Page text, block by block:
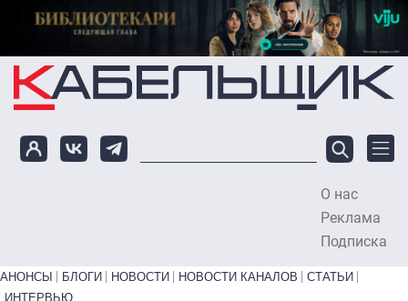
Перейти к основному содержанию
О нас
Реклама
Подписка
Primary links bottom
АНОНСЫ БЛОГИ НОВОСТИ НОВОСТИ КАНАЛОВ
СТАТЬИ
ИНТЕРВЬЮ